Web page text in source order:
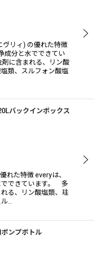
ヴリィ) の優れた特徴
成分と水でできてい
剤に含まれる、リン酸
類、スルフォン酸塩
バックインボックス
た特徴 everyは、
でできています。 多
る、リン酸塩類、珪
…
ンプボトル